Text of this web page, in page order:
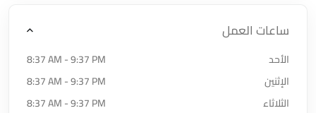
ساعات العمل
الأحد
8:37 AM - 9:37 PM
الإثنين
8:37 AM - 9:37 PM
الثلاثاء
8:37 AM - 9:37 PM